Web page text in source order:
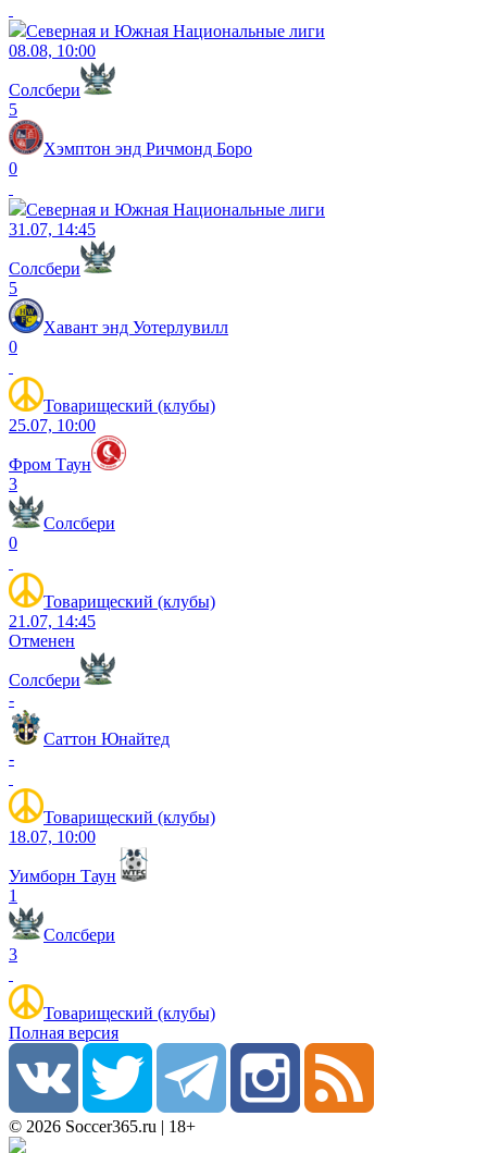
Северная и Южная Национальные лиги
08.08, 10:00
Солсбери
5
Хэмптон энд Ричмонд Боро
0
Северная и Южная Национальные лиги
31.07, 14:45
Солсбери
5
Хавант энд Уотерлувилл
0
Товарищеский (клубы)
25.07, 10:00
Фром Таун
3
Солсбери
0
Товарищеский (клубы)
21.07, 14:45
Отменен
Солсбери
-
Саттон Юнайтед
-
Товарищеский (клубы)
18.07, 10:00
Уимборн Таун
1
Солсбери
3
Товарищеский (клубы)
Полная версия
© 2026 Soccer365.ru | 18+